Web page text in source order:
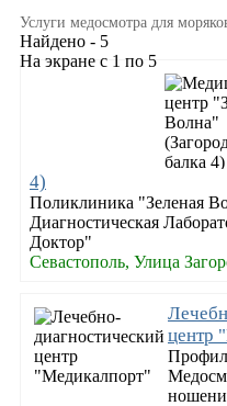
Услуги медосмотра для
Найдено - 5
На экране с 1 по 5
4)
Поликлиника "Зеленая
Диагностическая
Доктор"
Севастополь, Улица
центр